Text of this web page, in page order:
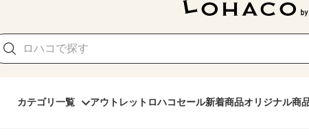
カテゴリ一覧 アウトレット ロハコセール新着商品オリジナル商